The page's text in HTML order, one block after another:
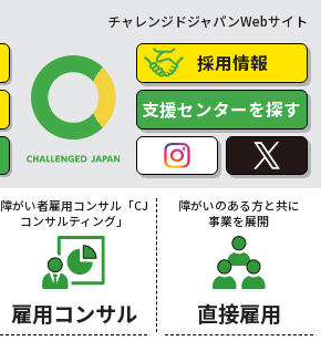
チャレンジドジャパンWebサイト
採用情報
支援センターを探す
障がい者雇用コンサル「CJ
コンサルティング」
雇用コンサル
障がいのある方と共に
事業を展開
直接雇用